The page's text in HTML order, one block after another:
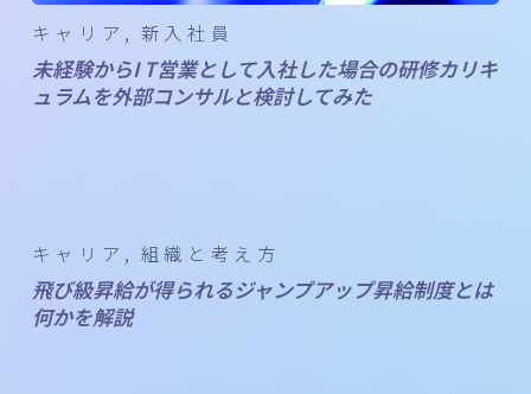
キャリア 新入社員
未経験からI T営業として入社した場合の研修カリキ
ュラムを外部コンサルと検討してみた
キャリア 組織と考え方
飛び級昇給が得られるジャンプアップ昇給制度とは
何かを解説